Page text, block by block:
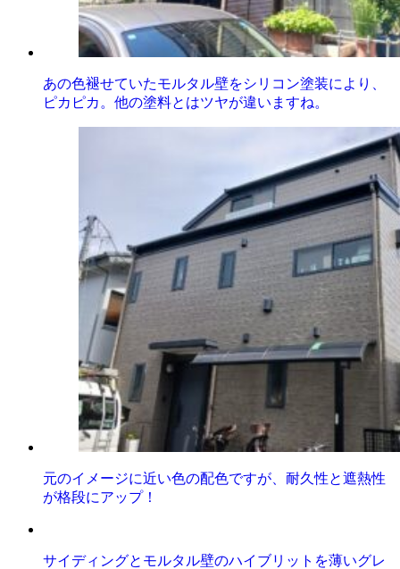
あの色褪せていたモルタル壁をシリコン塗装により、
ピカピカ。他の塗料とはツヤが違いますね。
元のイメージに近い色の配色ですが、耐久性と遮熱性
が格段にアップ！
サイディングとモルタル壁のハイブリットを薄いグレ